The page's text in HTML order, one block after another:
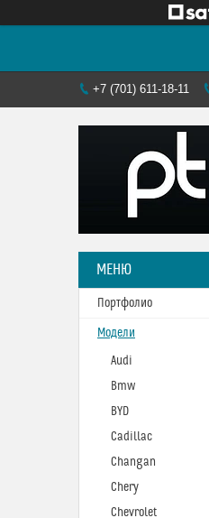
+7 (701) 611-18-11
Портфолио
Модели
Audi
Bmw
BYD
Cadillac
Changan
Chery
Chevrolet